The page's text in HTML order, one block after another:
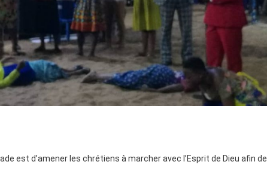
est d’amener les chrétiens à marcher avec l’Esprit de Dieu afin de